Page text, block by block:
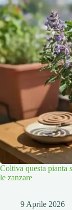
Coltiva questa pianta
le zanzare
9 Aprile 2026